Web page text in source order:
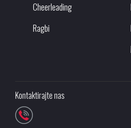
Cheerleading
Ragbi
Kontaktirajte nas